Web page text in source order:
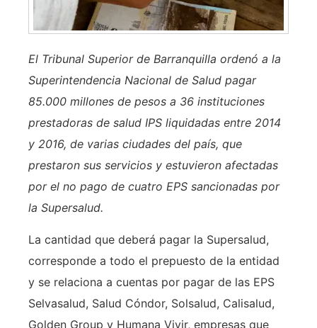
El Tribunal Superior de Barranquilla ordenó a la
Superintendencia Nacional de Salud pagar
85.000 millones de pesos a 36 instituciones
prestadoras de salud IPS liquidadas entre 2014
y 2016, de varias ciudades del país, que
prestaron sus servicios y estuvieron afectadas
por el no pago de cuatro EPS sancionadas por
la Supersalud.
La cantidad que deberá pagar la Supersalud,
corresponde a todo el prepuesto de la entidad
y se relaciona a cuentas por pagar de las EPS
Selvasalud, Salud Cóndor, Solsalud, Calisalud,
Golden Group y Humana Vivir, empresas que